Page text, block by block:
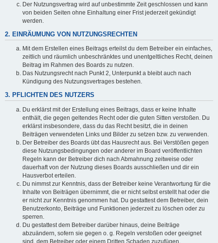
Der Nutzungsvertrag wird auf unbestimmte Zeit geschlossen und kann
von beiden Seiten ohne Einhaltung einer Frist jederzeit gekündigt
werden.
2. EINRÄUMUNG VON NUTZUNGSRECHTEN
Mit dem Erstellen eines Beitrags erteilst du dem Betreiber ein einfaches,
zeitlich und räumlich unbeschränktes und unentgeltliches Recht, deinen
Beitrag im Rahmen des Boards zu nutzen.
Das Nutzungsrecht nach Punkt 2, Unterpunkt a bleibt auch nach
Kündigung des Nutzungsvertrages bestehen.
3. PFLICHTEN DES NUTZERS
Du erklärst mit der Erstellung eines Beitrags, dass er keine Inhalte
enthält, die gegen geltendes Recht oder die guten Sitten verstoßen. Du
erklärst insbesondere, dass du das Recht besitzt, die in deinen
Beiträgen verwendeten Links und Bilder zu setzen bzw. zu verwenden.
Der Betreiber des Boards übt das Hausrecht aus. Bei Verstößen gegen
diese Nutzungsbedingungen oder anderer im Board veröffentlichten
Regeln kann der Betreiber dich nach Abmahnung zeitweise oder
dauerhaft von der Nutzung dieses Boards ausschließen und dir ein
Hausverbot erteilen.
Du nimmst zur Kenntnis, dass der Betreiber keine Verantwortung für die
Inhalte von Beiträgen übernimmt, die er nicht selbst erstellt hat oder die
er nicht zur Kenntnis genommen hat. Du gestattest dem Betreiber, dein
Benutzerkonto, Beiträge und Funktionen jederzeit zu löschen oder zu
sperren.
Du gestattest dem Betreiber darüber hinaus, deine Beiträge
abzuändern, sofern sie gegen o. g. Regeln verstoßen oder geeignet
sind, dem Betreiber oder einem Dritten Schaden zuzufügen.